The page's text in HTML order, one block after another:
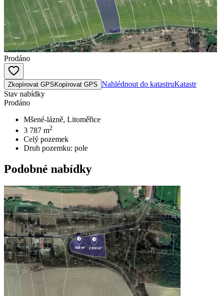
Prodáno
Zkopírovat GPS Kopírovat GPS Nahlédnout do katastruKatastr
Stav nabídky
Prodáno
Mšené-lázně, Litoměřice
3 787 m2
Celý pozemek
Druh pozemku: pole
Podobné nabídky